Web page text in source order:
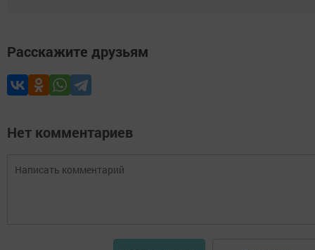
Расскажите друзьям
Нет комментариев